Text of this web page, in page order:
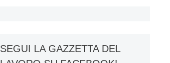
SEGUI LA GAZZETTA DEL